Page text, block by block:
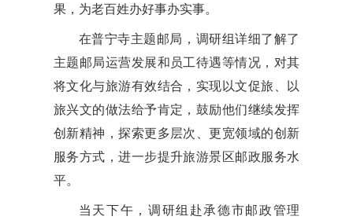
果，为老百姓办好事办实事。
在普宁寺主题邮局，调研组详细了解了
主题邮局运营发展和员工待遇等情况，对其
将文化与旅游有效结合，实现以文促旅、以
旅兴文的做法给予肯定，鼓励他们继续发挥
创新精神，探索更多层次、更宽领域的创新
服务方式，进一步提升旅游景区邮政服务水
平。
当天下午，调研组赴承德市邮政管理